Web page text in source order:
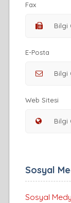
Fax
E-Posta
Web Sitesi
Sosyal
Sosyal